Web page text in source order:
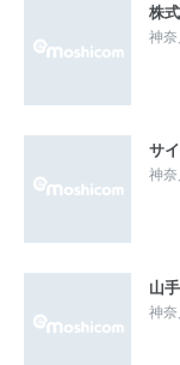
株
神
サ
神
山
神